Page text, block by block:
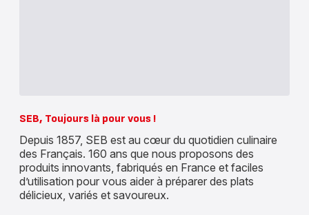
SEB, Toujours là pour vous !
Depuis 1857, SEB est au cœur du quotidien culinaire
des Français. 160 ans que nous proposons des
produits innovants, fabriqués en France et faciles
d’utilisation pour vous aider à préparer des plats
délicieux, variés et savoureux.